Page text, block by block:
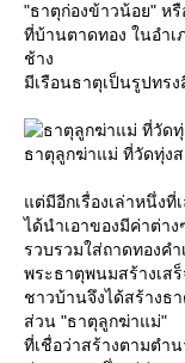
"ธาตุก่องข้าวน้อย" ห
ที่บ้านตาดทอง ในอำเ
ช้าง
มีเรือนธาตุเป็นรูปทร
ธาตุลูกฆ่าแม่ ที่วัดทุ่งส
ต่มีอีกเรื่องเล่าหนึ่งที่
ได้นำเอาของมีค่าต่าง
รวบรวมใส่ถาดทองค
พระธาตุพนมสร้างเส
ชาวบ้านจึงได้สร้างธ
ส่วน "ธาตุลูกฆ่าแม่"
ที่เชื่อว่าสร้างตามตำ